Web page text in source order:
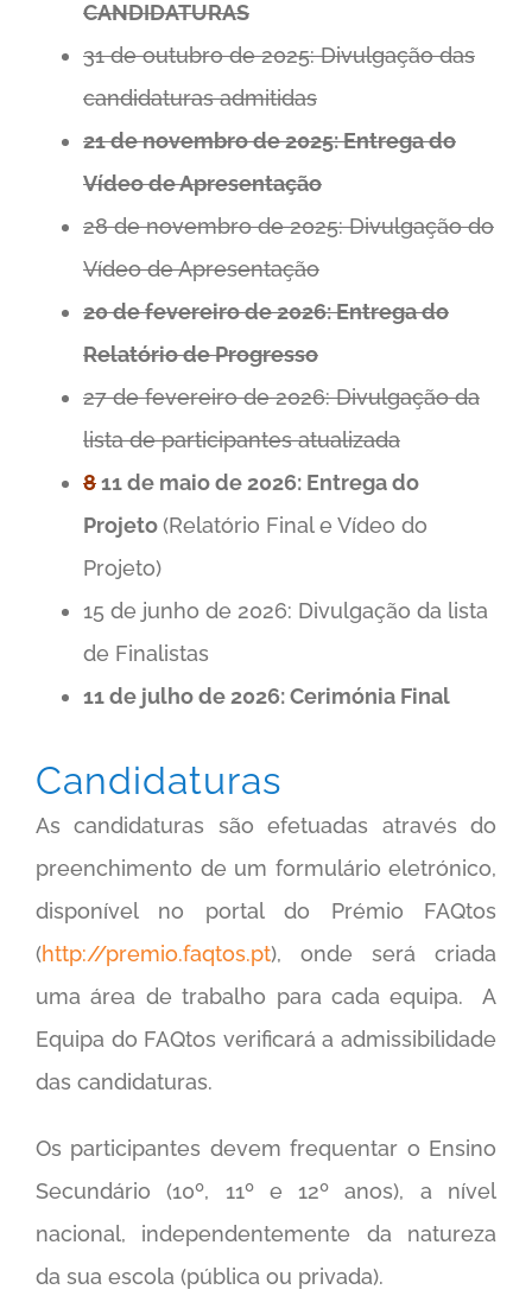
CANDIDATURAS
31 de outubro de 2025: Divulgação das
candidaturas admitidas
21 de novembro de 2025: Entrega do
Vídeo de Apresentação
28 de novembro de 2025: Divulgação do
Vídeo de Apresentação
20 de fevereiro de 2026: Entrega do
Relatório de Progresso
27 de fevereiro de 2026: Divulgação da
lista de participantes atualizada
811 de maio de 2026: Entrega do
Projeto(Relatório Final e Vídeo do
Projeto)
15 de junho de 2026: Divulgação da lista
de Finalistas
11 de julho de 2026: Cerimónia Final
Candidaturas
As candidaturas são efetuadas através do
preenchimento de um formulário eletrónico,
disponível no portal do Prémio FAQtos
(http://premio.faqtos.pt), onde será criada
uma área de trabalho para cada equipa. A
Equipa do FAQtos verificará a admissibilidade
das candidaturas.
Os participantes devem frequentar o Ensino
Secundário (10º, 11º e 12º anos), a nível
nacional, independentemente da natureza
da sua escola (pública ou privada).